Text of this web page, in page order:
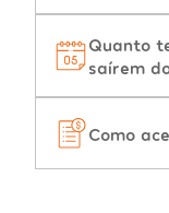
Quanto
saírem
Como